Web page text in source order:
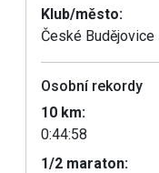
Klub/město:
České Budějovice
Osobní rekordy
10 km:
0:44:58
1/2 maraton: